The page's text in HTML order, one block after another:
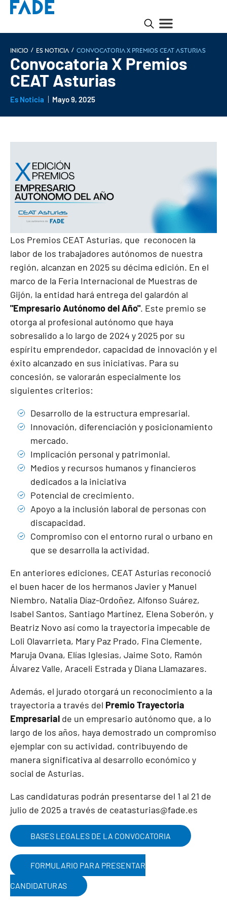
INICIO / Es noticia / Convocatoria X Premios CEAT Asturias
Convocatoria X Premios
CEAT Asturias
Es Noticia Mayo 9, 2025
Los Premios CEAT Asturias, que reconocen la
labor de los trabajadores autónomos de nuestra
región, alcanzan en 2025 su décima edición. En el
marco de la Feria Internacional de Muestras de
Gijón, la entidad hará entrega del galardón al
"Empresario Autónomo del Año". Este premio se
otorga al profesional autónomo que haya
sobresalido a lo largo de 2024 y 2025 por su
espíritu emprendedor, capacidad de innovación y el
éxito alcanzado en sus iniciativas. Para su
concesión, se valorarán especialmente los
siguientes criterios:
Desarrollo de la estructura empresarial.
Innovación, diferenciación y posicionamiento
mercado.
Implicación personal y patrimonial.
Medios y recursos humanos y financieros
dedicados a la iniciativa
Potencial de crecimiento.
Apoyo a la inclusión laboral de personas con
discapacidad.
Compromiso con el entorno rural o urbano en
que se desarrolla la actividad.
En anteriores ediciones, CEAT Asturias reconoció
el buen hacer de los hermanos Javier y Manuel
Niembro, Natalia Díaz-Ordoñez, Alfonso Suárez,
Isabel Santos, Santiago Martínez, Elena Soberón, y
Beatriz Novo así como la trayectoria impecable de
Loli Olavarrieta, Mary Paz Prado, Fina Clemente,
Maruja Ovana, Elías Iglesias, Jaime Soto, Ramón
Álvarez Valle, Araceli Estrada y Diana Llamazares.
Además, el jurado otorgará un reconocimiento a la
trayectoria a través del Premio Trayectoria
Empresarial de un empresario autónomo que, a lo
largo de los años, haya demostrado un compromiso
ejemplar con su actividad, contribuyendo de
manera significativa al desarrollo económico y
social de Asturias.
Las candidaturas podrán presentarse del 1 al 21 de
julio de 2025 a través de ceatasturias@fade.es
BASES LEGALES DE LA CONVOCATORIA
FORMULARIO PARA PRESENTAR
CANDIDATURAS